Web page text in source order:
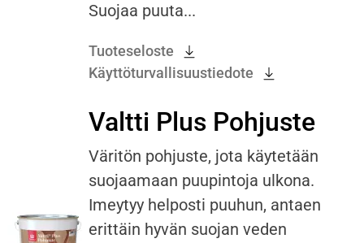
Suojaa puuta...
Tuoteseloste
Käyttöturvallisuustiedote
Valtti Plus Pohjuste
Väritön pohjuste, jota käytetään
suojaamaan puupintoja ulkona.
Imeytyy helposti puuhun, antaen
erittäin hyvän suojan veden